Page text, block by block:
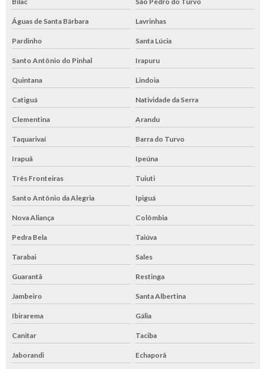
Águas de Santa Bárbara Lavrinhas
Pardinho Santa Lúcia
Santo Antônio do Pinhal Irapuru
Quintana Lindoia
Catiguá Natividade da Serra
Clementina Arandu
Taquarivaí Barra do Turvo
Irapuã Ipeúna
Três Fronteiras Tuiuti
Santo Antônio da Alegria Ipiguá
Nova Aliança Colômbia
Pedra Bela Taiúva
Tarabai Sales
Guarantã Restinga
Jambeiro Santa Albertina
Ibirarema Gália
Canitar Taciba
Jaborandi Echaporã